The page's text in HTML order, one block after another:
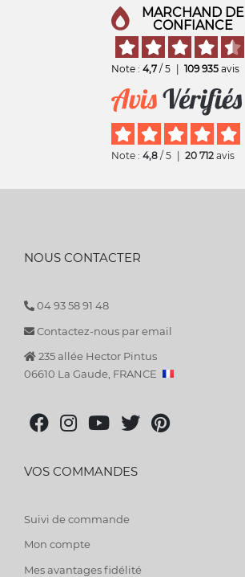
MARCHAND DE
CONFIANCE
Note : 4,7 / 5 109 935 avis
Note : 4,8 / 5 20 712 avis
NOUS CONTACTER
04 93 58 91 48
Contactez-nous par email
235 allée Hector Pintus
06610 La Gaude, FRANCE
VOS COMMANDES
Suivi de commande
Mon compte
Mes avantages fidélité